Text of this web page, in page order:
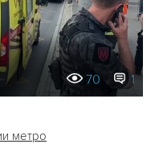
70 1
метро